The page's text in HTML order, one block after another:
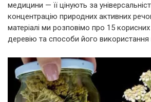
медицини — її цінують за
концентрацію природних активних
матеріалі ми розповімо про 15
деревію та способи його використання